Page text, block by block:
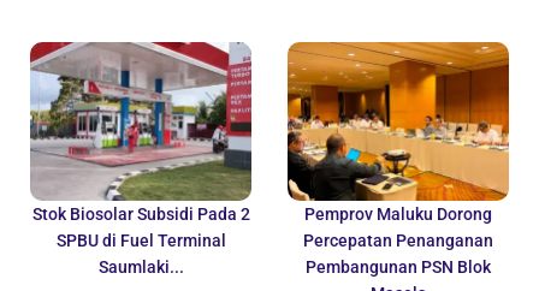
Stok Biosolar Subsidi Pada 2
SPBU di Fuel Terminal
Saumlaki...
Pemprov Maluku Dorong
Percepatan Penanganan
Pembangunan PSN Blok